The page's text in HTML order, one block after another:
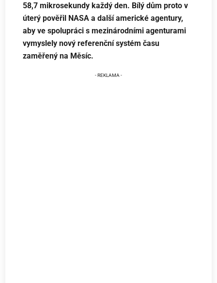
58,7 mikrosekundy každý den. Bílý dům proto v
úterý pověřil NASA a další americké agentury,
aby ve spolupráci s mezinárodními agenturami
vymyslely nový referenční systém času
zaměřený na Měsíc.